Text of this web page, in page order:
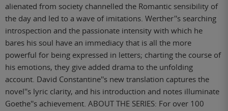
alienated from society channelled the Romantic sensibility of
the day and led to a wave of imitations. Werther''s searching
introspection and the passionate intensity with which he
bares his soul have an immediacy that is all the more
powerful for being expressed in letters; charting the course of
his emotions, they give added drama to the unfolding
account. David Constantine''s new translation captures the
novel''s lyric clarity, and his introduction and notes illuminate
Goethe''s achievement. ABOUT THE SERIES: For over 100